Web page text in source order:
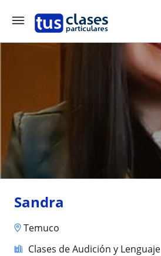
Sandra
Temuco
Clases de Audición y Lenguaje